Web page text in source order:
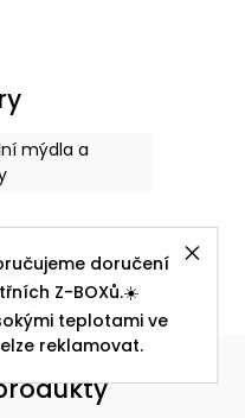
doručení
Z-BOXů.☀️
teplotami ve
reklamovat.
mýdla a